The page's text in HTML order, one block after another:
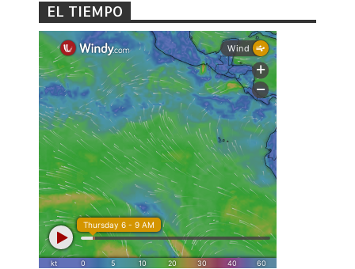
EL TIEMPO